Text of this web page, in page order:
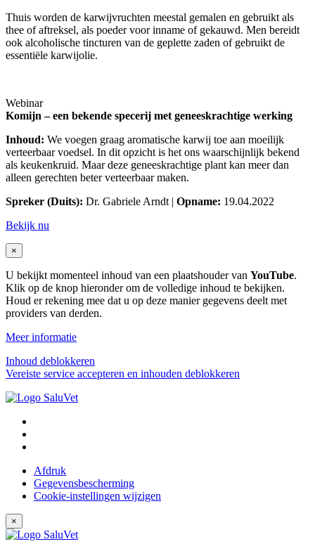
Thuis worden de karwijvruchten meestal gemalen en gebruikt als
thee of aftreksel, als poeder voor inname of gekauwd. Men bereidt
ook alcoholische tincturen van de geplette zaden of gebruikt de
essentiële karwijolie.
Webinar
Komijn – een bekende specerij met geneeskrachtige werking
Inhoud: We voegen graag aromatische karwij toe aan moeilijk
verteerbaar voedsel. In dit opzicht is het ons waarschijnlijk bekend
als keukenkruid. Maar deze geneeskrachtige plant kan meer dan
alleen gerechten beter verteerbaar maken.
Spreker (Duits): Dr. Gabriele Arndt | Opname: 19.04.2022
Bekijk nu
×
U bekijkt momenteel inhoud van een plaatshouder van YouTube.
Klik op de knop hieronder om de volledige inhoud te bekijken.
Houd er rekening mee dat u op deze manier gegevens deelt met
providers van derden.
Meer informatie
Inhoud deblokkeren
Vereiste service accepteren en inhouden deblokkeren
Afdruk
Gegevensbescherming
Cookie-instellingen wijzigen
×